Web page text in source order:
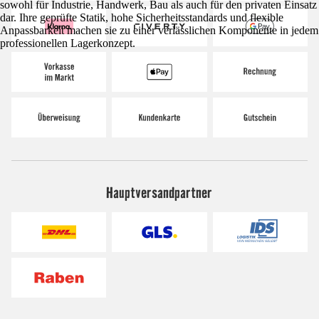
sowohl für Industrie, Handwerk, Bau als auch für den privaten Einsatz
dar. Ihre geprüfte Statik, hohe Sicherheitsstandards und flexible
Anpassbarkeit machen sie zu einer verlässlichen Komponente in jedem
professionellen Lagerkonzept.
Hauptversandpartner